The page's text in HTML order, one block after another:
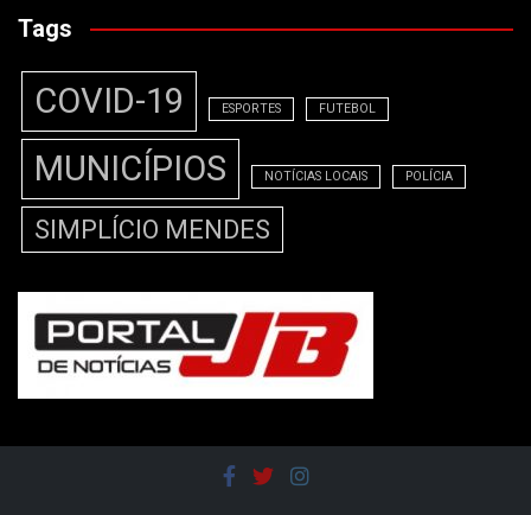
Tags
COVID-19 ESPORTES FUTEBOL
MUNICÍPIOS NOTÍCIAS LOCAIS POLÍCIA
SIMPLÍCIO MENDES